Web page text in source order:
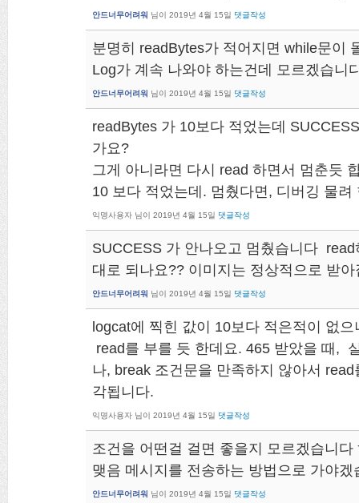
안드너무어려워 님이 2019년 4월 15일 댓글작성
분명히 readBytes가 적어지면 while문이
Log가 계속 나와야 하는건데 모르겠습니
안드너무어려워 님이 2019년 4월 15일 댓글작성
readBytes 가 10보다 적었는데
가요?
그게 아니라면 다시 read 하면서 멈춘듯
10 보다 적었는데. 멈췄다면, 디버깅 물
익명사용자 님이 2019년 4월 15일 댓글작성
SUCCESS 가 안나오고 멈췄습니다
대로 되나요?? 이미지는 정상적으로 받아
안드너무어려워 님이 2019년 4월 15일 댓글작성
logcat에 찍힌 값이 10보다 적은적이 없
read를 부를 듯 한데요. 465 받았을 때,
나, break 조건문을 만족하지 않아서
각됩니다.
익명사용자 님이 2019년 4월 15일 댓글작성
조건을 어떤걸 걸면 좋을지 모르겠습니
맺음 메시지를 전송하는 방법으로 가야겠
안드너무어려워 님이 2019년 4월 15일 댓글작성